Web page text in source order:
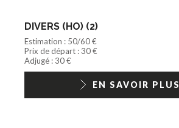
DIVERS (HO) (2)
Estimation : 50/60 €
Prix de départ : 30 €
Adjugé : 30 €
EN SAVOIR PLUS